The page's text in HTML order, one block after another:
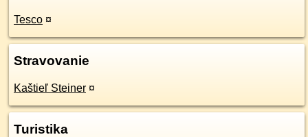
Tesco ¤
Stravovanie
Kaštieľ Steiner ¤
Turistika